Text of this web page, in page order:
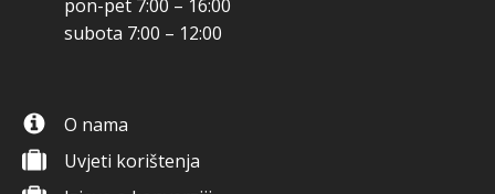
pon-pet 7:00 – 16:00
subota 7:00 – 12:00
O nama
Uvjeti korištenja